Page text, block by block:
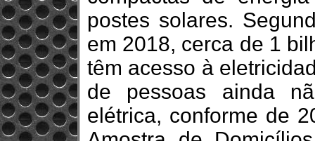
postes solares.
em 2018, cerca de 1
têm acesso à
de pessoas ainda
elétrica, conforme de